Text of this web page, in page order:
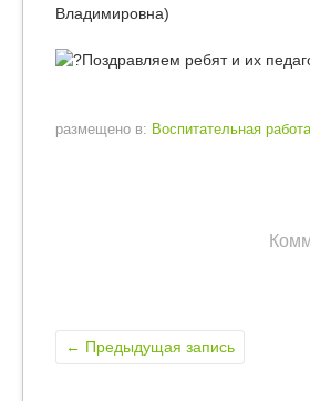
Владимировна)
Поздравляем ребят и их
размещено в: Воспитательная работа
← Предыдущая запись